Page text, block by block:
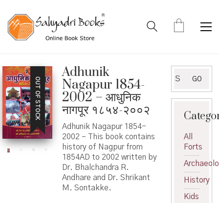
OUT OF STOCK
Adhunik
Nagapur 1854-
2002 – आधुनिक
नागपूर १८५४-२००२
Adhunik Nagapur 1854-
2002 – This book contains
history of Nagpur from
1854AD to 2002 written by
Dr. Bhalchandra R.
Andhare and Dr. Shrikant
M. Sontakke.
for:
GO
All
Forts
History
Kids